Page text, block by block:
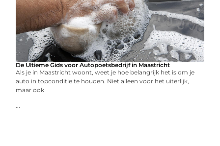
De Ultieme Gids voor Autopoetsbedrijf in Maastricht
Als je in Maastricht woont, weet je hoe belangrijk het is om je
auto in topconditie te houden. Niet alleen voor het uiterlijk,
maar ook
...